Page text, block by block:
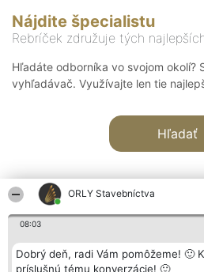
ORLY Stavebníctva
08:03
Dobrý deň, radi Vám pomôžeme! 🙂
príslušnú tému konverzácie! 🙂
Nájdite špecialistu
Rebríček združuje tých
Hľadáte odborníka vo svojom okolí?
vyhľadávač. Využívajte len tie
Hľadať
Organizátor hodnotenia
Bright Side Solutions sp. z o.
Hodnotenie
Laureáti